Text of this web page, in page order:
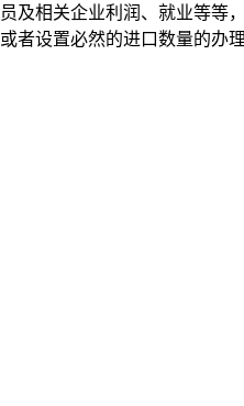
及相关企业利润、就业等等
者设置必然的进口数量的办理